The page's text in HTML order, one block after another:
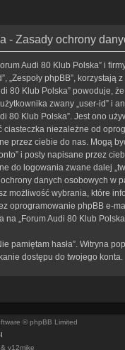
- Zasady ochrony
Audi 80 Klub Polska” i
„Zespoły phpBB”,
80 Klub Polska” powoduje,
zwany „user-id” i
80 Klub Polska”. Jest ono
ciasteczka niezależne od
przez ciebie do nas. Mogą
i posty napisane przez
do logowania zwane dalej
danych osobowych w
możliwość wybrania, które
oprogramowanie phpBB e-
„Forum Audi 80 Klub
pamiętam hasła”. Witryna
dostępu do twojego konta.
© phpBB Limited
v12mike